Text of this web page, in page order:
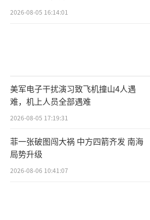
2026-08-05 16:14:01
美军电子干扰演习致飞机撞山4人遇
难，机上人员全部遇难
2026-08-05 17:19:31
菲一张破图闯大祸 中方四箭齐发 南海
局势升级
2026-08-06 10:41:07